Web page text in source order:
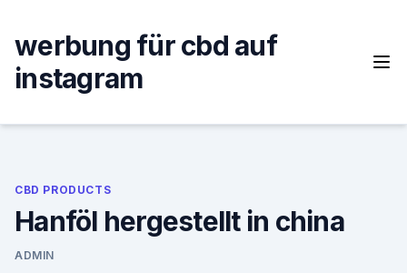
content
werbung für cbd auf
instagram
CBD PRODUCTS
Hanföl hergestellt in china
ADMIN